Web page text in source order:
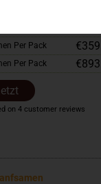
Per Pack
Per Pack
on 4 customer reviews